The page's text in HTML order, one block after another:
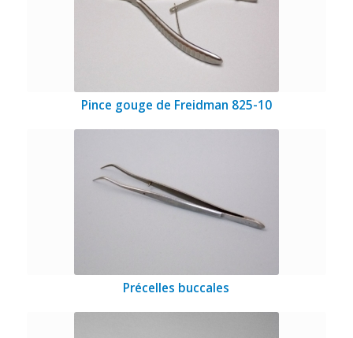
Pince gouge de Freidman 825-10
Précelles buccales